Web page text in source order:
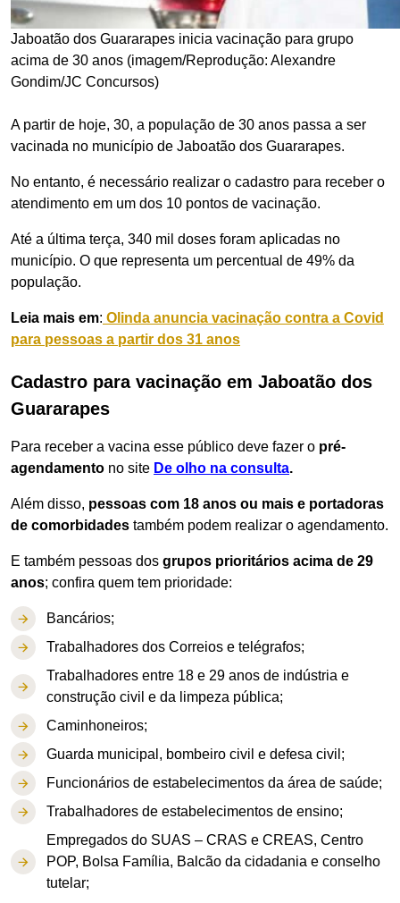
Jaboatão dos Guararapes inicia vacinação para grupo
acima de 30 anos (imagem/Reprodução: Alexandre
Gondim/JC Concursos)
A partir de hoje, 30, a população de 30 anos passa a ser
vacinada no município de Jaboatão dos Guararapes.
No entanto, é necessário realizar o cadastro para receber o
atendimento em um dos 10 pontos de vacinação.
Até a última terça, 340 mil doses foram aplicadas no
município. O que representa um percentual de 49% da
população.
Leia mais em: Olinda anuncia vacinação contra a Covid
para pessoas a partir dos 31 anos
Cadastro para vacinação em Jaboatão dos
Guararapes
Para receber a vacina esse público deve fazer o pré-
agendamento no site De olho na consulta.
Além disso, pessoas com 18 anos ou mais e portadoras
de comorbidades também podem realizar o agendamento.
E também pessoas dos grupos prioritários acima de 29
anos; confira quem tem prioridade:
Bancários;
Trabalhadores dos Correios e telégrafos;
Trabalhadores entre 18 e 29 anos de indústria e
construção civil e da limpeza pública;
Caminhoneiros;
Guarda municipal, bombeiro civil e defesa civil;
Funcionários de estabelecimentos da área de saúde;
Trabalhadores de estabelecimentos de ensino;
Empregados do SUAS – CRAS e CREAS, Centro
POP, Bolsa Família, Balcão da cidadania e conselho
tutelar;